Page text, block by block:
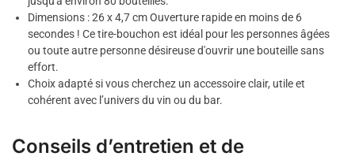
Dimensions : 26 x 4,7 cm Ouverture rapide en moins de 6
secondes ! Ce tire-bouchon est idéal pour les personnes âgées
ou toute autre personne désireuse d'ouvrir une bouteille sans
effort.
Choix adapté si vous cherchez un accessoire clair, utile et
cohérent avec l’univers du vin ou du bar.
Conseils d’entretien et de